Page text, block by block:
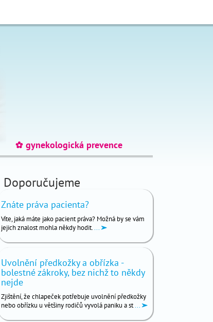
_ gynekologická prevence
Doporučujeme
Znáte práva pacienta?
Víte, jaká máte jako pacient práva? Možná by se vám
jejich znalost mohla někdy hodit....
Uvolnění předkožky a obřízka -
bolestné zákroky, bez nichž to někdy
nejde
Zjištění, že chlapeček potřebuje uvolnění předkožky
nebo obřízku u většiny rodičů vyvolá paniku a st...